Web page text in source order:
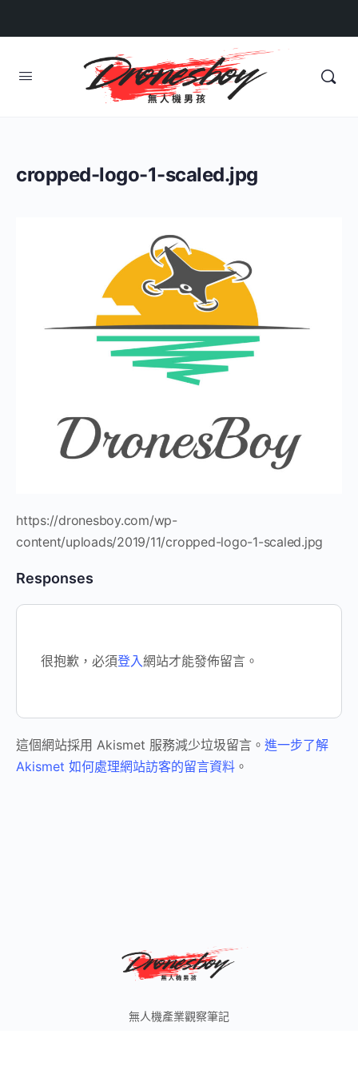
cropped-logo-1-scaled.jpg
https://dronesboy.com/wp-
content/uploads/2019/11/cropped-logo-1-scaled.jpg
Responses
很抱歉，必須登入網站才能發佈留言。
這個網站採用 Akismet 服務減少垃圾留言。 進一步了解
Akismet 如何處理網站訪客的留言資料 。
無人機產業觀察筆記